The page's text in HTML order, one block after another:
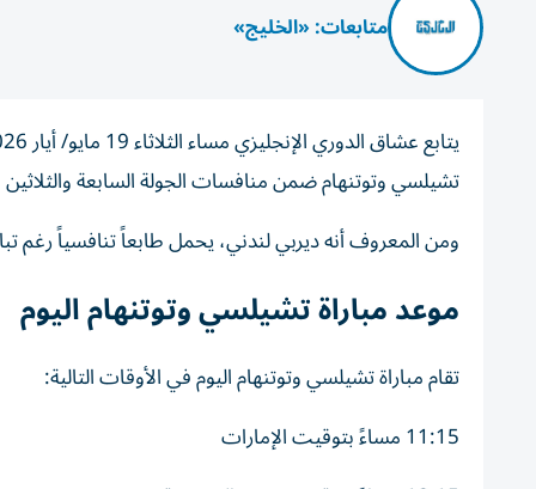
متابعات: «الخليج»
تشيلسي وتوتنهام ضمن منافسات الجولة السابعة والثلاثين
ومن المعروف أنه ديربي لندني، يحمل طابعاً تنافسياً رغم
موعد مباراة تشيلسي وتوتنهام اليوم
تقام مباراة تشيلسي وتوتنهام اليوم في الأوقات التالية:
11:15 مساءً بتوقيت الإمارات